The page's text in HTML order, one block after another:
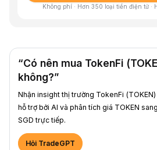
Không phí · Hơn 350 loại tiền điện tử ·
“Có nên mua TokenFi
không?”
Nhận insight thị trường TokenFi
hỗ trợ bởi AI và phân tích giá TOKEN sang
SGD trực tiếp.
Hỏi TradeGPT